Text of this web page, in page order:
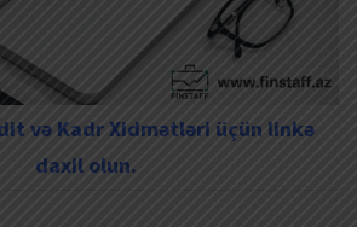
və Kadr Xidmətləri üçün linkə
daxil olun.